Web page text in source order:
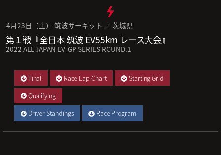
4月23日（土） 筑波サーキット ／ 茨城県
第１戦『全日本 筑波 EV55km レース大会』
2022 ALL JAPAN EV-GP SERIES ROUND.1
Final Race Lap Chart
Starting Grid
Qualifying
Driver Standings
Race Program